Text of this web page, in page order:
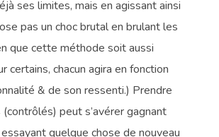
ses limites, mais en agissant ainsi
pas un choc brutal en brulant les
que cette méthode soit aussi
certains, chacun agira en fonction
& de son ressenti.) Prendre
peut s’avérer gagnant
essayant quelque chose de nouveau